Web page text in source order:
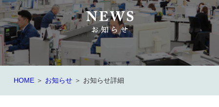
HOME ＞ お知らせ ＞ お知らせ詳細